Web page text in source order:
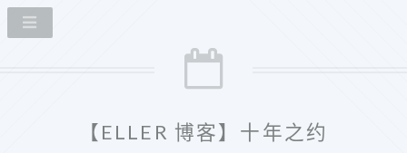
【ELLER 博客】十年之约